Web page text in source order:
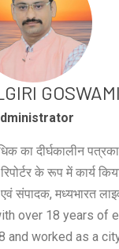
GOSWAMI
का दीर्घकालीन
के रूप में कार्य
संपादक, मध्यभारत
over 18 years of
and worked as a